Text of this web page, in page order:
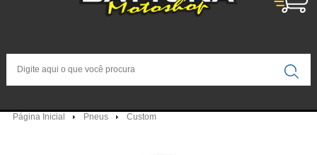
Página Inicial Pneus Custom